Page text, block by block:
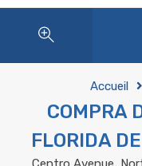
Accueil
COMPRA
FLORIDA